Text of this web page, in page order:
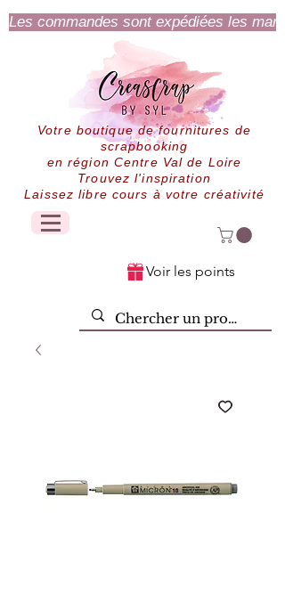
Les commandes sont expédiées les
Votre boutique de fournitures de
scrapbooking
en région Centre Val de Loire
Trouvez l'inspiration
Laissez libre cours à votre créativité
Voir les points